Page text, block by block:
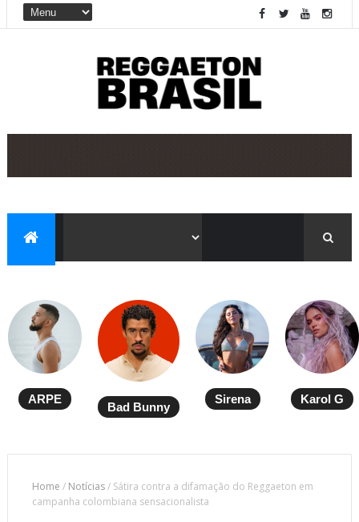
ARPE
Bad Bunny
Sirena Karol G
Home / Notícias/ Sátira contra a difamação do Reggaeton em
campanha colombiana sensacionalista